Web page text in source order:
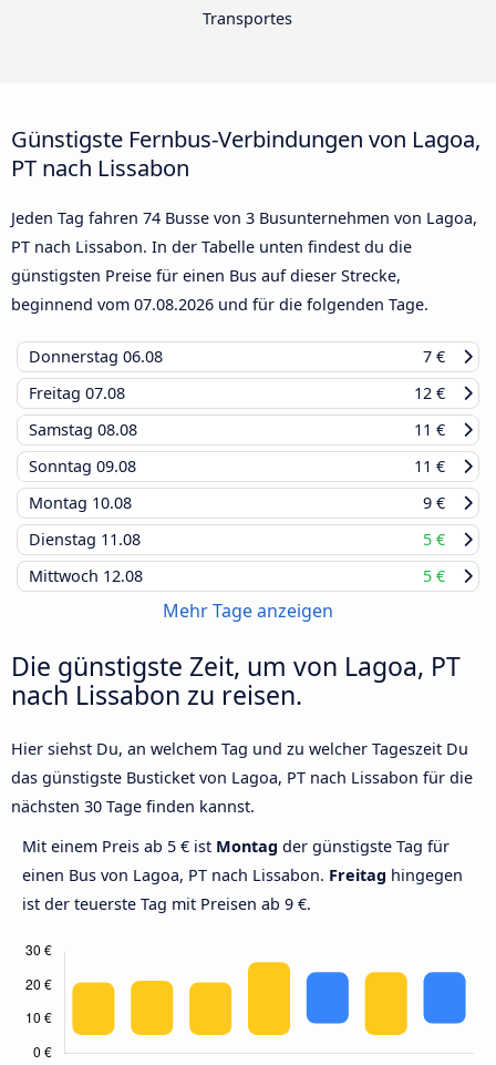
Transportes
Günstigste Fernbus-Verbindungen von Lagoa,
PT nach Lissabon
Jeden Tag fahren 74 Busse von 3 Busunternehmen von Lagoa,
PT nach Lissabon. In der Tabelle unten findest du die
günstigsten Preise für einen Bus auf dieser Strecke,
beginnend vom 07.08.2026 und für die folgenden Tage.
Donnerstag 06.08
7 €
Freitag 07.08
12 €
Samstag 08.08
11 €
Sonntag 09.08
11 €
Montag 10.08
9 €
Dienstag 11.08
5 €
Mittwoch 12.08 5 €
Mehr Tage anzeigen
Die günstigste Zeit, um von Lagoa, PT
nach Lissabon zu reisen.
Hier siehst Du, an welchem Tag und zu welcher Tageszeit Du
das günstigste Busticket von Lagoa, PT nach Lissabon für die
nächsten 30 Tage finden kannst.
Mit einem Preis ab 5 € ist Montag der günstigste Tag für
einen Bus von Lagoa, PT nach Lissabon. Freitag hingegen
ist der teuerste Tag mit Preisen ab 9 €.